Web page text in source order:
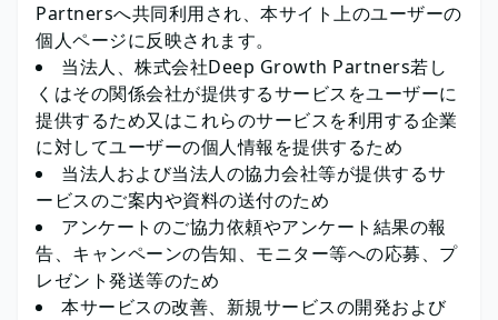
Partnersへ共同利用され、本サイト上のユーザーの
個人ページに反映されます。
当法人、株式会社Deep Growth Partners若し
くはその関係会社が提供するサービスをユーザーに
提供するため又はこれらのサービスを利用する企業
に対してユーザーの個人情報を提供するため
当法人および当法人の協力会社等が提供するサ
ービスのご案内や資料の送付のため
アンケートのご協力依頼やアンケート結果の報
告、キャンペーンの告知、モニター等への応募、プ
レゼント発送等のため
本サービスの改善、新規サービスの開発および